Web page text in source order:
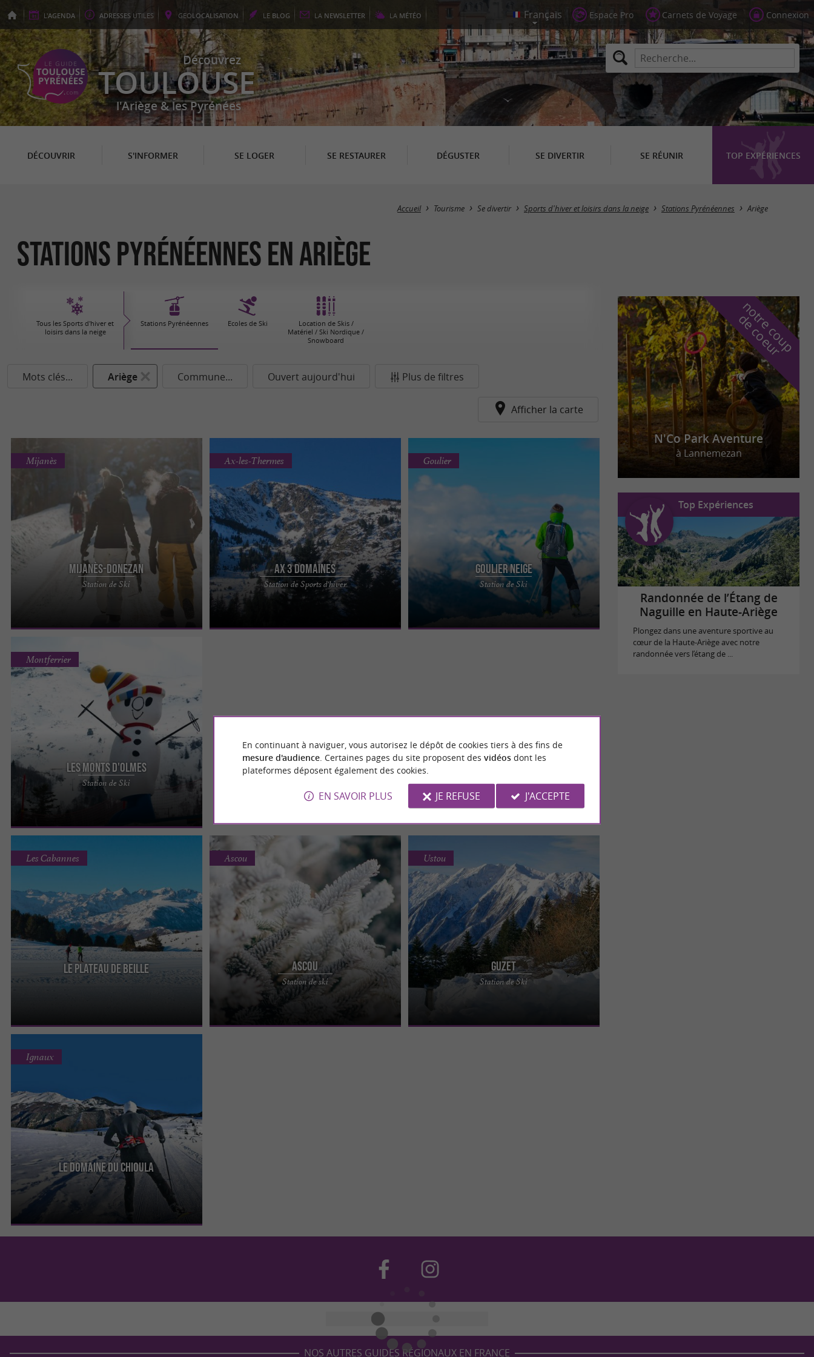
L'AGENDA ADRESSES UTILES GEOLOCALISATION LE BLOG LA NEWSLETTER LA MÉTÉO Espace Pro Carnets de Voyage Connexion
Découvrez
TOULOUSE
l'Ariège & les Pyrénées
DÉCOUVRIR S'INFORMER SE LOGER SE RESTAURER DÉGUSTER SE DIVERTIR SE RÉUNIR TOP EXPÉRIENCES
Masquer la carte
Accueil Tourisme Se divertir Sports d'hiver et loisirs dans la neige Stations Pyrénéennes Ariège
Stations Pyrénéennes en Ariège
Tous les Sports d'hiver et
loisirs dans la neige
Stations Pyrénéennes Ecoles de Ski
Location de Skis /
Matériel / Ski Nordique /
Snowboard
Mots clés... Ariège Commune... Ouvert aujourd'hui Plus de filtres
Afficher la carte
Mijanès-Donezan
Station de Ski
Mijanès
De l'autre côté du col de Pailhères, la station de
sports d’hiver Mijanès-Donnezan domine à 2000
Ax 3 Domaines
Station de Sports d'hiver
Ax-les-Thermes
Sur les hauteurs d'Ax-les-Thermes en Ariège, la
station de sports d’hiver Ax 3 Domaines,
anciennement ...
Goulier Neige
Station de Ski
Goulier
Cette station familiale, est située au cœur de la
Vallée du Vicdessos en Ariège, non loin de
Les Monts d'Olmes
Station de Ski
Montferrier
Rattachée à la commune de Montferrier, la
station de sports d’hiver des Monts d'Olmes
s'élève entre 1400 ...
Le Plateau de Beille
Les Cabannes
Station de sports d’hiver Ariégeoise au cadre
Ascou
Station de ski
Ascou
La station de sports d’hiver Ascou Pailhères est
située dans la commune d' Ascou, à l'ouest du col
de ...
Guzet
Station de Ski
Ustou
La station de sports d’hiver de Guzet, au cœur des
Pyrénées Ariègeoises, offre à ses skieurs un
Le Domaine du Chioula
Ignaux
Le Domaine du Chioula est situé en Ariège. Il est
très proche d’ Ax 3 Domaines. C’est un espace de
sports ...
n
o
t
r
e
c
o
u
p
d
e
c
o
e
u
r
N'Co Park Aventure
à Lannemezan
Top Expériences
Randonnée de l’Étang de
Naguille en Haute-Ariège
Plongez dans une aventure sportive au
cœur de la Haute-Ariège avec notre
randonnée vers l’étang de ...
NOS AUTRES GUIDES RÉGIONAUX EN FRANCE
En continuant à naviguer, vous autorisez le dépôt de cookies tiers à des fins de
mesure d'audience. Certaines pages du site proposent des vidéosdont les
plateformes déposent également des cookies.
EN SAVOIR PLUS JE REFUSE J'ACCEPTE